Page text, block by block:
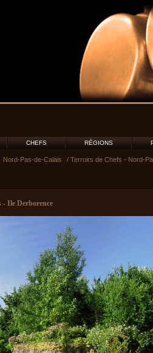
CHEFS RÉGIONS
Nord-Pas-de-Calais
/ Terroirs de Chefs - Nord-
- Ile Derborence